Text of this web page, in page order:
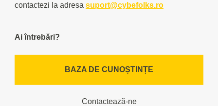
contactezi la adresa suport@cybefolks.ro
Ai întrebări?
BAZA DE CUNOȘTINȚE
Contactează-ne